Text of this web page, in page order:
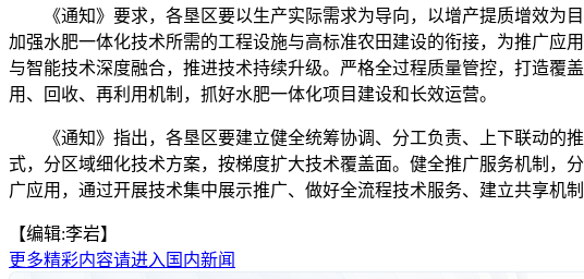
《通知》要求，各垦区要以生产实际需求为导向，以增产提质增效为目
加强水肥一体化技术所需的工程设施与高标准农田建设的衔接，为推广应
与智能技术深度融合，推进技术持续升级。严格全过程质量管控，打造
用、回收、再利用机制，抓好水肥一体化项目建设和长效运营。
《通知》指出，各垦区要建立健全统筹协调、分工负责、上下联动的
式，分区域细化技术方案，按梯度扩大技术覆盖面。健全推广服务机制，
广应用，通过开展技术集中展示推广、做好全流程技术服务、建立共享机
【编辑:李岩】
更多精彩内容请进入国内新闻